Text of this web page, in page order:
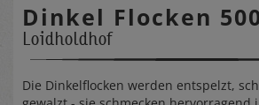
Dinkel Flocken
Loidholdhof
Die Dinkelflocken werden entspelzt,